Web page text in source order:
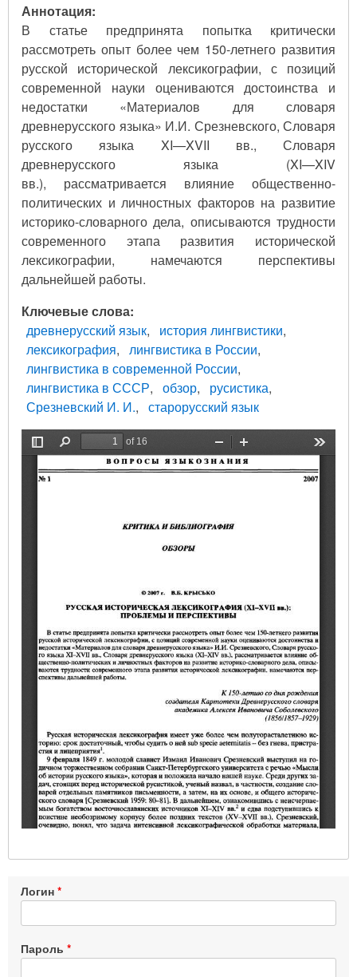
Аннотация:
В статье предпринята попытка критически
рассмотреть опыт более чем 150-летнего развития
русской исторической лексикографии, с позиций
современной науки оцениваются достоинства и
недостатки «Материалов для словаря
древнерусского языка» И.И. Срезневского, Словаря
русского языка XI—XVII вв., Словаря
древнерусского языка (XI—XIV
вв.), рассматривается влияние общественно-
политических и личностных факторов на развитие
историко-словарного дела, описываются трудности
современного этапа развития исторической
лексикографии, намечаются перспективы
дальнейшей работы.
Ключевые слова
древнерусский язык
история лингвистики
лексикография
лингвистика в России
лингвистика в современной России
лингвистика в СССР
обзор
русистика
Срезневский И. И.
старорусский язык
Логин
Пароль